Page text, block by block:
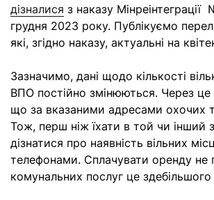
дізналися з наказу
грудня 2023 року. Публікуємо
які, згідно наказу, актуальні на
Зазначимо, дані щодо кількості
ВПО постійно змінюються. Через це
що за вказаними адресами охочих
Тож, перш ніж їхати в той чи інший
дізнатися про наявність вільних
телефонами. Сплачувати оренду не
комунальних послуг це